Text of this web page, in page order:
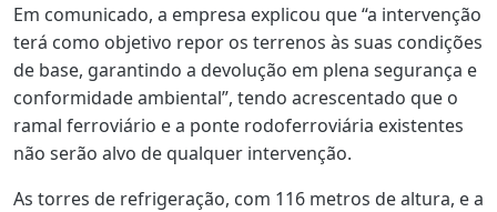
Em comunicado, a empresa explicou que “a intervenção
terá como objetivo repor os terrenos às suas condições
de base, garantindo a devolução em plena segurança e
conformidade ambiental”, tendo acrescentado que o
ramal ferroviário e a ponte rodoferroviária existentes
não serão alvo de qualquer intervenção.
As torres de refrigeração, com 116 metros de altura, e a